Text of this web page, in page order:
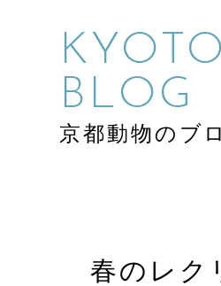
BLOG
京都動物のブ
春のレク